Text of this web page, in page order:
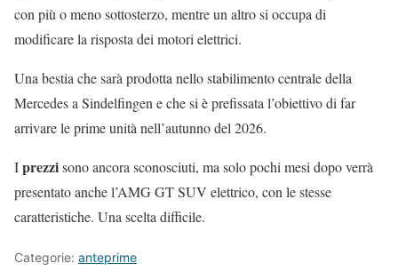
con più o meno sottosterzo, mentre un altro si occupa di
modificare la risposta dei motori elettrici.
Una bestia che sarà prodotta nello stabilimento centrale della
Mercedes a Sindelfingen e che si è prefissata l’obiettivo di far
arrivare le prime unità nell’autunno del 2026.
Iprezzisono ancora sconosciuti, ma solo pochi mesi dopo verrà
presentato anche l’AMG GT SUV elettrico, con le stesse
caratteristiche. Una scelta difficile.
Categorie: anteprime